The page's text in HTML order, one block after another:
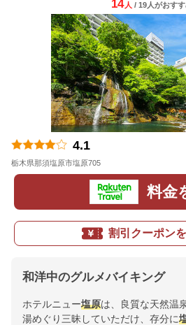
14 人 / 19人がおすす
4.1
栃木県那須塩原市塩原705
料金
割引クーポン
和洋中のグルメバイキング
ホテルニュー塩原は、良質な天然温
湯めぐり三昧していただけ、存分に